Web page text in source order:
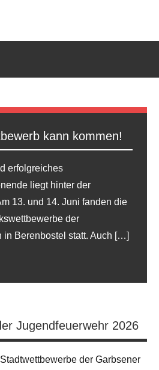
kann kommen!
erfolgreiches
liegt hinter der
13. und 14. Juni fanden die
der
in Berenbostel statt. Auch […]
Jugendfeuerwehr 2026
der Garbsener